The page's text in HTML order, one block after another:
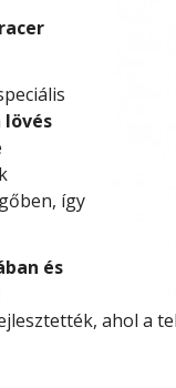
lövés
így
és
ahol a